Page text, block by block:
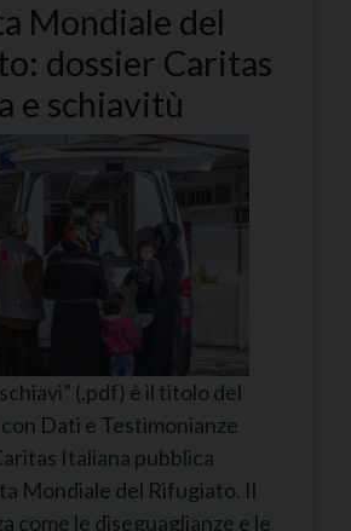
Mondiale del
dossier Caritas
e schiavitù
(.pdf) è il titolo del
Dati e Testimonianze
Italiana pubblica
Mondiale del Rifugiato. Il
come le diseguaglianze e le